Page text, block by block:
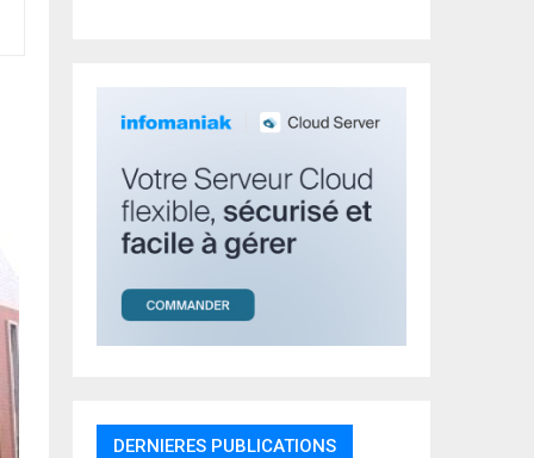
DERNIERES PUBLICATIONS